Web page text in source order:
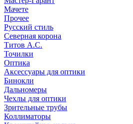
Мачете
Прочее
Русский стиль
Северная корона
Титов А.С.
Точилки
Оптика
Аксессуары для оптики
Бинокли
Дальномеры
Чехлы для оптики
Зрительные трубы
Коллиматоры